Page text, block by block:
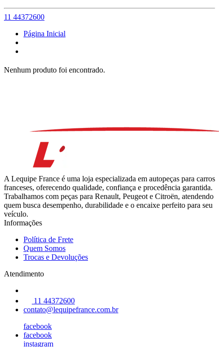
11 44372600
Página Inicial
Nenhum produto foi encontrado.
A Lequipe France é uma loja especializada em autopeças para carros
franceses, oferecendo qualidade, confiança e procedência garantida.
Trabalhamos com peças para Renault, Peugeot e Citroën, atendendo
quem busca desempenho, durabilidade e o encaixe perfeito para seu
veículo.
Informações
Política de Frete
Quem Somos
Trocas e Devoluções
Atendimento
11 44372600
contato@lequipefrance.com.br
facebook
facebook
instagram